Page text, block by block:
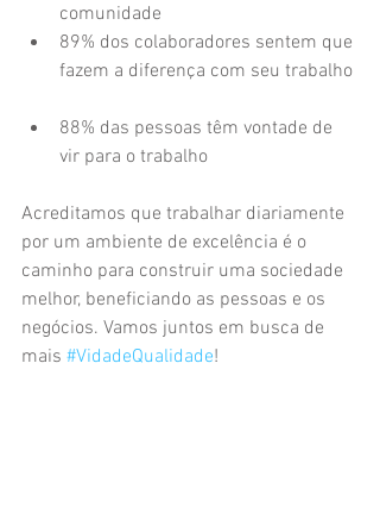
comunidade
89% dos colaboradores sentem que
fazem a diferença com seu trabalho
88% das pessoas têm vontade de
vir para o trabalho
Acreditamos que trabalhar diariamente
por um ambiente de excelência é o
caminho para construir uma sociedade
melhor, beneficiando as pessoas e os
negócios. Vamos juntos em busca de
mais #VidadeQualidade!